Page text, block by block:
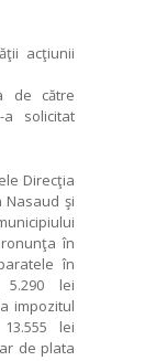
acţiunii
de către
a solicitat
Direcţia
Nasaud şi
în
în
lei
impozitul
lei
de plata